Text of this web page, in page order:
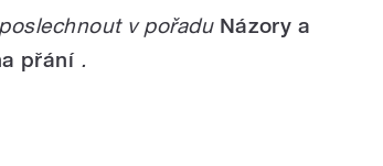
v pořadu Názory a
přání .